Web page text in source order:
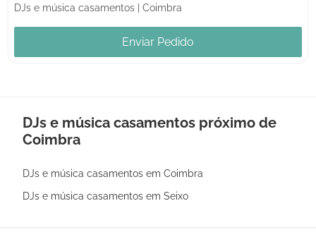
DJs e música casamentos Coimbra
Enviar Pedido
DJs e música casamentos próximo de
Coimbra
DJs e música casamentos em Coimbra
DJs e música casamentos em Seixo